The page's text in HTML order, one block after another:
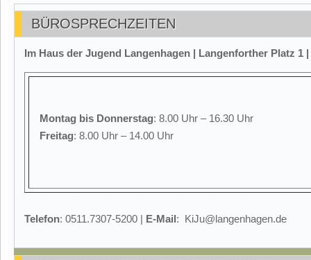
BÜROSPRECHZEITEN
Im Haus der Jugend Langenhagen | Langenforther Platz 1
Montag bis Donnerstag: 8.00 Uhr – 16.30 Uhr
Freitag: 8.00 Uhr – 14.00 Uhr
Telefon: 0511.7307-5200 | E-Mail: KiJu@langenhagen.de